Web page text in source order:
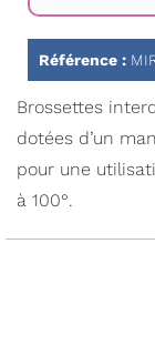
début
Référence :
Brossettes
dotées d’un
pour une
à 100°.